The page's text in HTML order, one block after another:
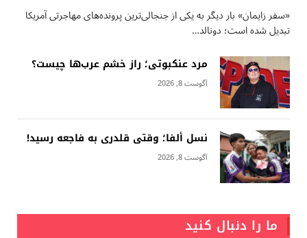
«سفر زایمان» بار دیگر به یکی از جنجالی‌ترین پرونده‌های مهاجرتی آمریکا
تبدیل شده است؛ دونالد…
مرد عنکبوتی؛ راز خشم عرب‌ها چیست؟
آگوست 8, 2026
نسل ألفا؛ وقتی قلدری به فاجعه رسید!
آگوست 8, 2026
ما را دنبال کنید